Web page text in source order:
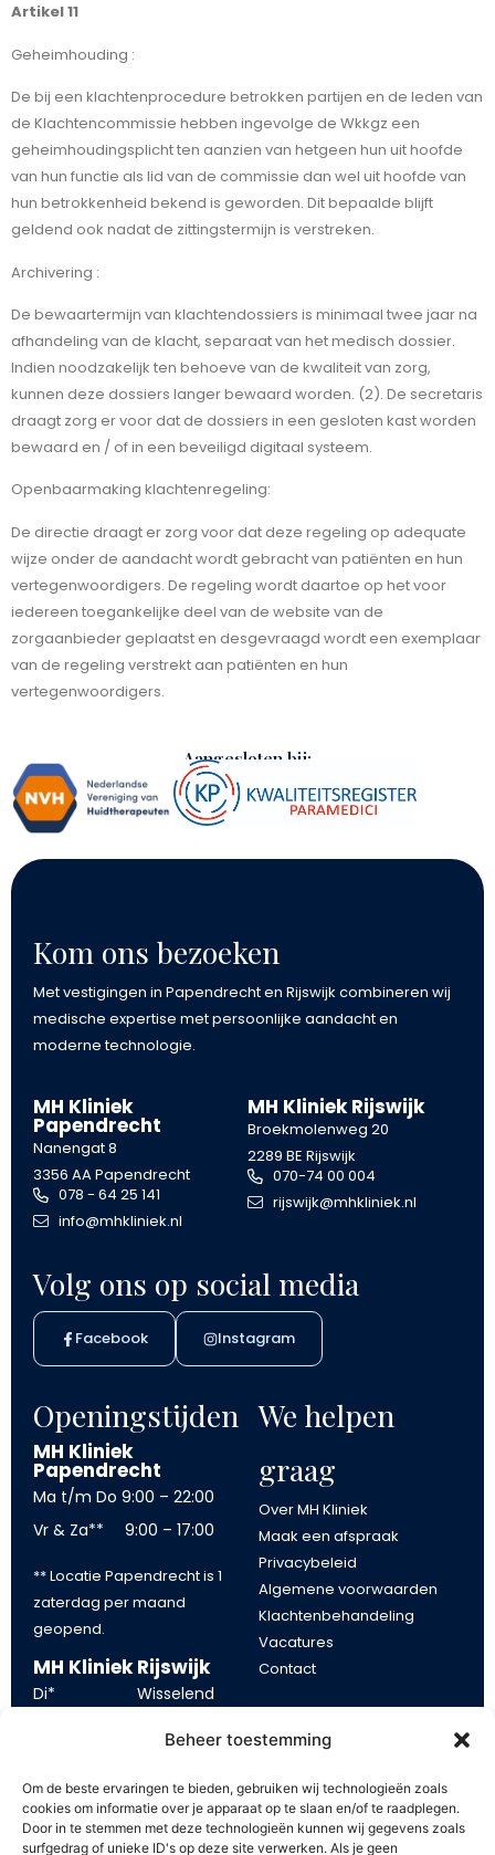
Beheer toestemming
Om de beste ervaringen te bieden, gebruiken wij technologieën zoals
cookies om informatie over je apparaat op te slaan en/of te raadplegen.
Door in te stemmen met deze technologieën kunnen wij gegevens zoals
surfgedrag of unieke ID's op deze site verwerken. Als je geen
Artikel 11
Geheimhouding :
De bij een klachtenprocedure betrokken partijen en de leden van
de Klachtencommissie hebben ingevolge de Wkkgz een
geheimhoudingsplicht ten aanzien van hetgeen hun uit hoofde
van hun functie als lid van de commissie dan wel uit hoofde van
hun betrokkenheid bekend is geworden. Dit bepaalde blijft
geldend ook nadat de zittingstermijn is verstreken.
Archivering :
De bewaartermijn van klachtendossiers is minimaal twee jaar na
afhandeling van de klacht, separaat van het medisch dossier.
Indien noodzakelijk ten behoeve van de kwaliteit van zorg,
kunnen deze dossiers langer bewaard worden. (2). De secretaris
draagt zorg er voor dat de dossiers in een gesloten kast worden
bewaard en / of in een beveiligd digitaal systeem.
Openbaarmaking klachtenregeling:
De directie draagt er zorg voor dat deze regeling op adequate
wijze onder de aandacht wordt gebracht van patiënten en hun
vertegenwoordigers. De regeling wordt daartoe op het voor
iedereen toegankelijke deel van de website van de
zorgaanbieder geplaatst en desgevraagd wordt een exemplaar
van de regeling verstrekt aan patiënten en hun
vertegenwoordigers.
Aangesloten bij:
Kom ons bezoeken
Met vestigingen in Papendrecht en Rijswijk combineren wij
medische expertise met persoonlijke aandacht en
moderne technologie.
MH Kliniek
Papendrecht
Nanengat 8
3356 AA Papendrecht
078 - 64 25 141
info@mhkliniek.nl
MH Kliniek Rijswijk
Broekmolenweg 20
2289 BE Rijswijk
070-74 00 004
rijswijk@mhkliniek.nl
Volg ons op social media
Facebook Instagram
Openingstijden
MH Kliniek
Papendrecht
Ma t/m Do 9:00 – 22:00
Vr & Za**
9:00 – 17:00
** Locatie Papendrecht is 1
zaterdag per maand
geopend.
MH Kliniek Rijswijk
Di*
Wisselend
*tijden op dinsdag kunnen
eerder of later beginnen.
We helpen
graag
Over MH Kliniek
Maak een afspraak
Privacybeleid
Algemene voorwaarden
Klachtenbehandeling
Vacatures
Contact
Blijf op de
hoogte
Blijf op de hoogte van onze
aanbiedingen. Schrijf u in op